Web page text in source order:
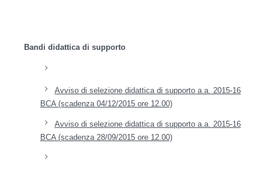
Bandi didattica di supporto
Avviso di selezione didattica di supporto a.a. 2015-16
BCA (scadenza 04/12/2015 ore 12.00)
Avviso di selezione didattica di supporto a.a. 2015-16
BCA (scadenza 28/09/2015 ore 12.00)